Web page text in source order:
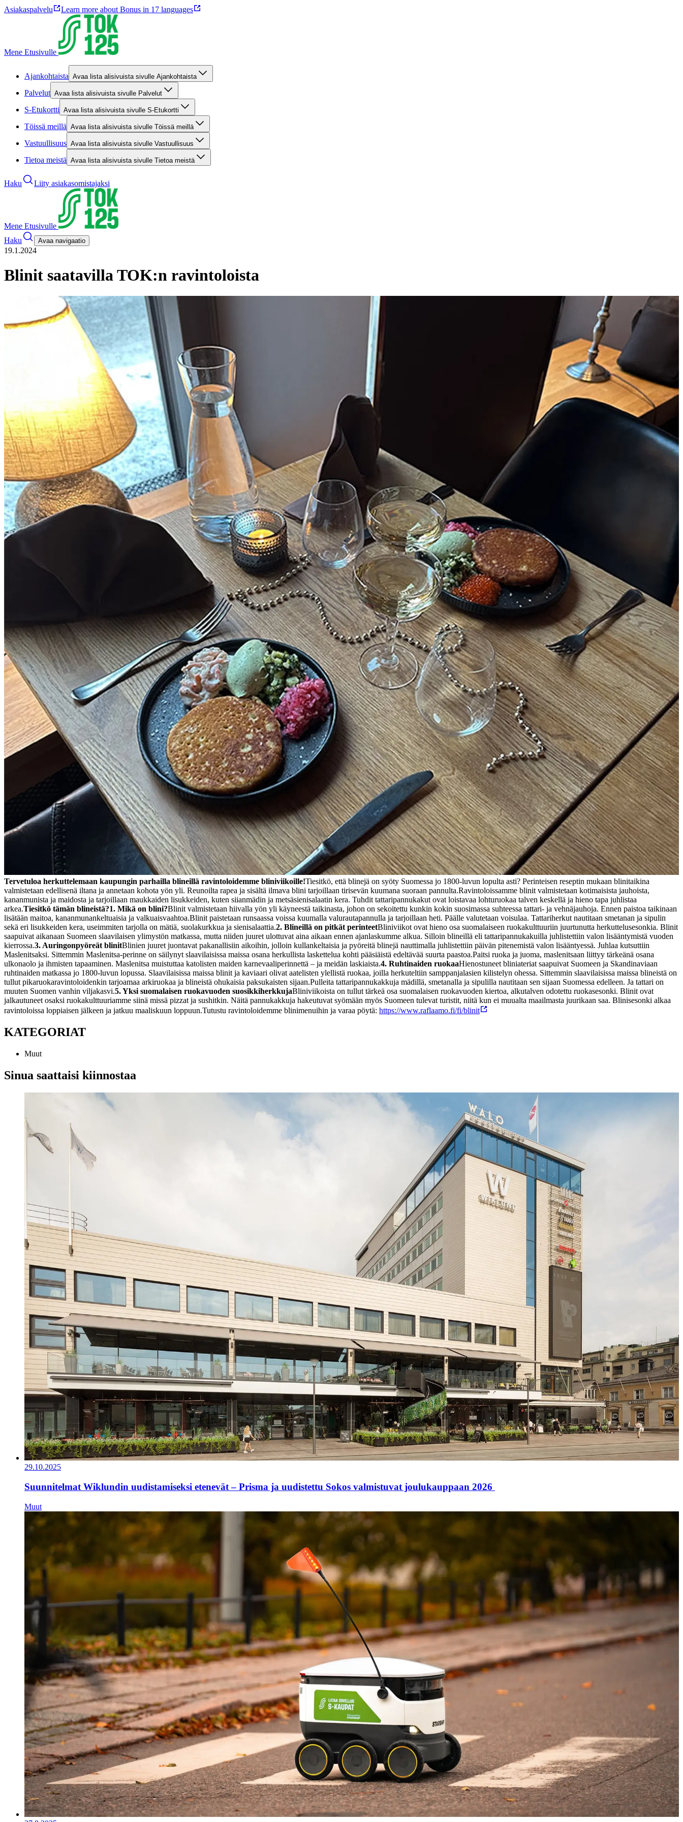
Asiakaspalvelu Learn more about Bonus in 17 languages
Mene Etusivulle
Ajankohtaista Avaa lista alisivuista sivulle Ajankohtaista
Palvelut Avaa lista alisivuista sivulle Palvelut
S-Etukortti Avaa lista alisivuista sivulle S-Etukortti
Töissä meillä Avaa lista alisivuista sivulle Töissä meillä
Vastuullisuus Avaa lista alisivuista sivulle Vastuullisuus
Tietoa meistä Avaa lista alisivuista sivulle Tietoa meistä
Haku Liity asiakasomistajaksi
Mene Etusivulle
Haku
Avaa navigaatio
19.1.2024
Blinit saatavilla TOK:n ravintoloista
Tervetuloa herkuttelemaan kaupungin parhailla blineillä ravintoloidemme bliniviikoille!Tiesitkö, että blinejä on syöty Suomessa jo 1800-luvun lopulta asti? Perinteisen reseptin mukaan blinitaikina
valmistetaan edellisenä iltana ja annetaan kohota yön yli. Reunoilta rapea ja sisältä ilmava blini tarjoillaan tirisevän kuumana suoraan pannulta.Ravintoloissamme blinit valmistetaan kotimaisista jauhoista,
kananmunista ja maidosta ja tarjoillaan maukkaiden lisukkeiden, kuten siianmädin ja metsäsienisalaatin kera. Tuhdit tattaripannukakut ovat loistavaa lohturuokaa talven keskellä ja hieno tapa juhlistaa
arkea.Tiesitkö tämän blineistä?1. Mikä on blini?Blinit valmistetaan hiivalla yön yli käyneestä taikinasta, johon on sekoitettu kunkin kokin suosimassa suhteessa tattari- ja vehnäjauhoja. Ennen paistoa taikinaan
lisätään maitoa, kananmunankeltuaisia ja valkuaisvaahtoa.Blinit paistetaan runsaassa voissa kuumalla valurautapannulla ja tarjoillaan heti. Päälle valutetaan voisulaa. Tattariherkut nautitaan smetanan ja sipulin
sekä eri lisukkeiden kera, useimmiten tarjolla on mätiä, suolakurkkua ja sienisalaattia.2. Blineillä on pitkät perinteetBliniviikot ovat hieno osa suomalaiseen ruokakulttuuriin juurtunutta herkuttelusesonkia. Blinit
saapuivat aikanaan Suomeen slaavilaisen ylimystön matkassa, mutta niiden juuret ulottuvat aina aikaan ennen ajanlaskumme alkua. Silloin blineillä eli tattaripannukakuilla juhlistettiin valon lisääntymistä vuoden
kierrossa.3. Auringonpyöreät blinitBlinien juuret juontavat pakanallisiin aikoihin, jolloin kullankeltaisia ja pyöreitä blinejä nauttimalla juhlistettiin päivän pitenemistä valon lisääntyessä. Juhlaa kutsuttiin
Maslenitsaksi. Sittemmin Maslenitsa-perinne on säilynyt slaavilaisissa maissa osana herkullista laskettelua kohti pääsiäistä edeltävää suurta paastoa.Paitsi ruoka ja juoma, maslenitsaan liittyy tärkeänä osana
ulkonaolo ja ihmisten tapaaminen. Maslenitsa muistuttaa katolisten maiden karnevaaliperinnettä – ja meidän laskiaista.4. Ruhtinaiden ruokaaHienostuneet bliniateriat saapuivat Suomeen ja Skandinaviaan
ruhtinaiden matkassa jo 1800-luvun lopussa. Slaavilaisissa maissa blinit ja kaviaari olivat aatelisten ylellistä ruokaa, joilla herkuteltiin samppanjalasien kilistelyn ohessa. Sittemmin slaavilaisissa maissa blineistä on
tullut pikaruokaravintoloidenkin tarjoamaa arkiruokaa ja blineistä ohukaisia paksukaisten sijaan.Pulleita tattaripannukakkuja mädillä, smetanalla ja sipulilla nautitaan sen sijaan Suomessa edelleen. Ja tattari on
muuten Suomen vanhin viljakasvi.5. Yksi suomalaisen ruokavuoden suosikkiherkkujaBliniviikoista on tullut tärkeä osa suomalaisen ruokavuoden kiertoa, alkutalven odotettu ruokasesonki. Blinit ovat
jalkautuneet osaksi ruokakulttuuriamme siinä missä pizzat ja sushitkin. Näitä pannukakkuja hakeutuvat syömään myös Suomeen tulevat turistit, niitä kun ei muualta maailmasta juurikaan saa. Blinisesonki alkaa
ravintoloissa loppiaisen jälkeen ja jatkuu maaliskuun loppuun.Tutustu ravintoloidemme blinimenuihin ja varaa pöytä: https://www.raflaamo.fi/fi/blinit
KATEGORIAT
Muut
Sinua saattaisi kiinnostaa
29.10.2025
Suunnitelmat Wiklundin uudistamiseksi etenevät – Prisma ja uudistettu Sokos valmistuvat joulukauppaan 2026
Muut